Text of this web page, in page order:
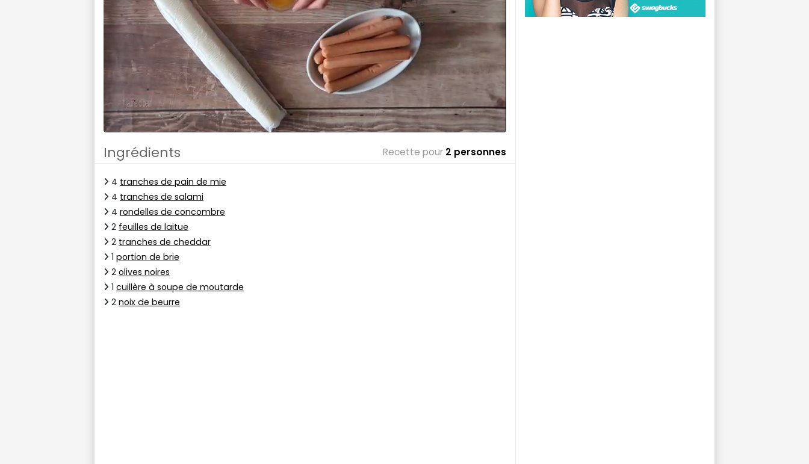
Ingrédients Recette pour 2 personnes
4 tranches de pain de mie
4 tranches de salami
4 rondelles de concombre
2 feuilles de laitue
2 tranches de cheddar
1 portion de brie
2 olives noires
1 cuillère à soupe de moutarde
2 noix de beurre